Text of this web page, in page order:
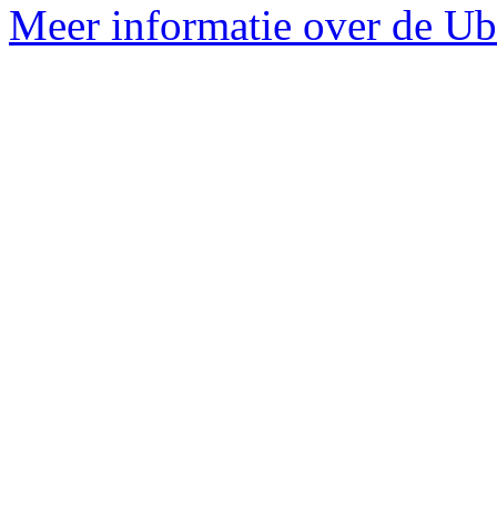
Meer informatie over de